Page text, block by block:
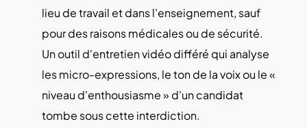
lieu de travail et dans l'enseignement, sauf
pour des raisons médicales ou de sécurité.
Un outil d'entretien vidéo différé qui analyse
les micro-expressions, le ton de la voix ou le «
niveau d'enthousiasme » d'un candidat
tombe sous cette interdiction.